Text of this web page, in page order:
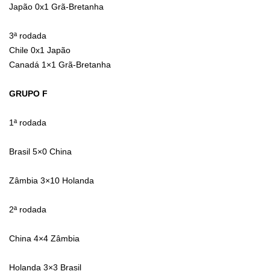
Japão 0x1 Grã-Bretanha
3ª rodada
Chile 0x1 Japão
Canadá 1×1 Grã-Bretanha
GRUPO F
1ª rodada
Brasil 5×0 China
Zâmbia 3×10 Holanda
2ª rodada
China 4×4 Zâmbia
Holanda 3×3 Brasil